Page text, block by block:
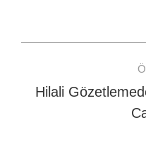
navigation
Hilali